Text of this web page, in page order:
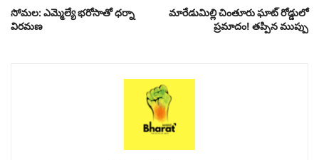
సోమల: ఎమ్మెల్యే భరోసాతో ధర్నా
విరమణ
మారేడుమిల్లి చింతూరు ఘాట్ రోడ్డులో
ప్రమాదం! తప్పిన ముప్పు